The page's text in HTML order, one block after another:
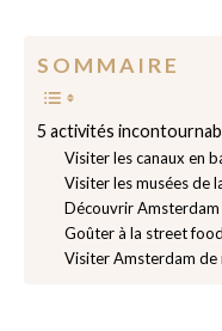
S O M M A I R E
5 activités
Visiter les canaux en
Visiter les musées de
Découvrir Amsterdam
Goûter à la street
Visiter Amsterdam de